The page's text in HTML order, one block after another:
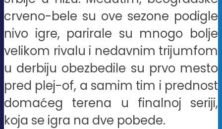
crveno-bele su ove sezone podigle
nivo igre, parirale su mnogo bolje
velikom rivalu i nedavnim trijumfom
u derbiju obezbedile su prvo mesto
pred plej-of, a samim tim i prednost
domaćeg terena u finalnoj seriji,
koja se igra na dve pobede.